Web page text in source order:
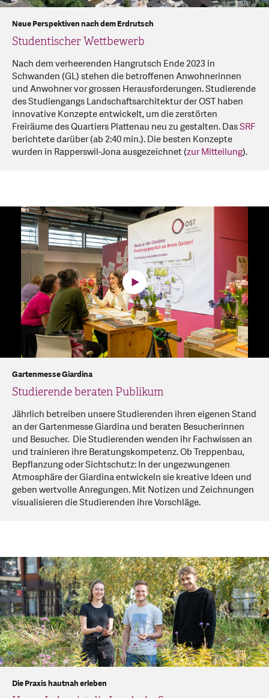
Studentischer Wettbewerb
Neue Perspektiven nach dem Erdrutsch
Nach dem verheerenden Hangrutsch Ende 2023 in
Schwanden (GL) stehen die betroffenen Anwohnerinnen
und Anwohner vor grossen Herausforderungen. Studierende
des Studiengangs Landschaftsarchitektur der OST haben
innovative Konzepte entwickelt, um die zerstörten
Freiräume des Quartiers Plattenau neu zu gestalten. DasSRF
berichtete darüber (ab 2:40 min.). Die besten Konzepte
wurden in Rapperswil-Jona ausgezeichnet (zur Mitteilung).
Studierende beraten Publikum
Gartenmesse Giardina
Jährlich betreiben unsere Studierenden ihren eigenen Stand
an der Gartenmesse Giardina und beraten Besucherinnen
und Besucher. Die Studierenden wenden ihr Fachwissen an
und trainieren ihre Beratungskompetenz. Ob Treppenbau,
Bepflanzung oder Sichtschutz: In der ungezwungenen
Atmosphäre der Giardina entwickeln sie kreative Ideen und
geben wertvolle Anregungen. Mit Notizen und Zeichnungen
visualisieren die Studierenden ihre Vorschläge.
Die Praxis hautnah erleben